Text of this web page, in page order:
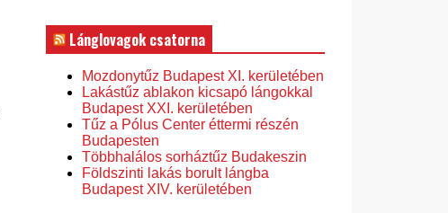
Lánglovagok csatorna
Mozdonytűz Budapest XI. kerületében
Lakástűz ablakon kicsapó lángokkal
Budapest XXI. kerületében
Tűz a Pólus Center éttermi részén
Budapesten
Többhalálos sorháztűz Budakeszin
Földszinti lakás borult lángba
Budapest XIV. kerületében